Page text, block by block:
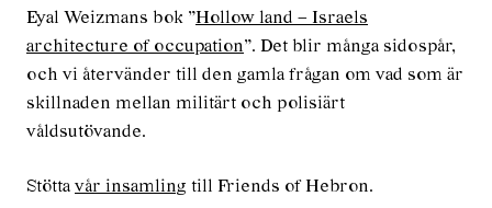
Eyal Weizmans bok ”Hollow land – Israels
architecture of occupation”. Det blir många sidospår,
och vi återvänder till den gamla frågan om vad som är
skillnaden mellan militärt och polisiärt
våldsutövande.
Stötta vår insamling till Friends of Hebron.